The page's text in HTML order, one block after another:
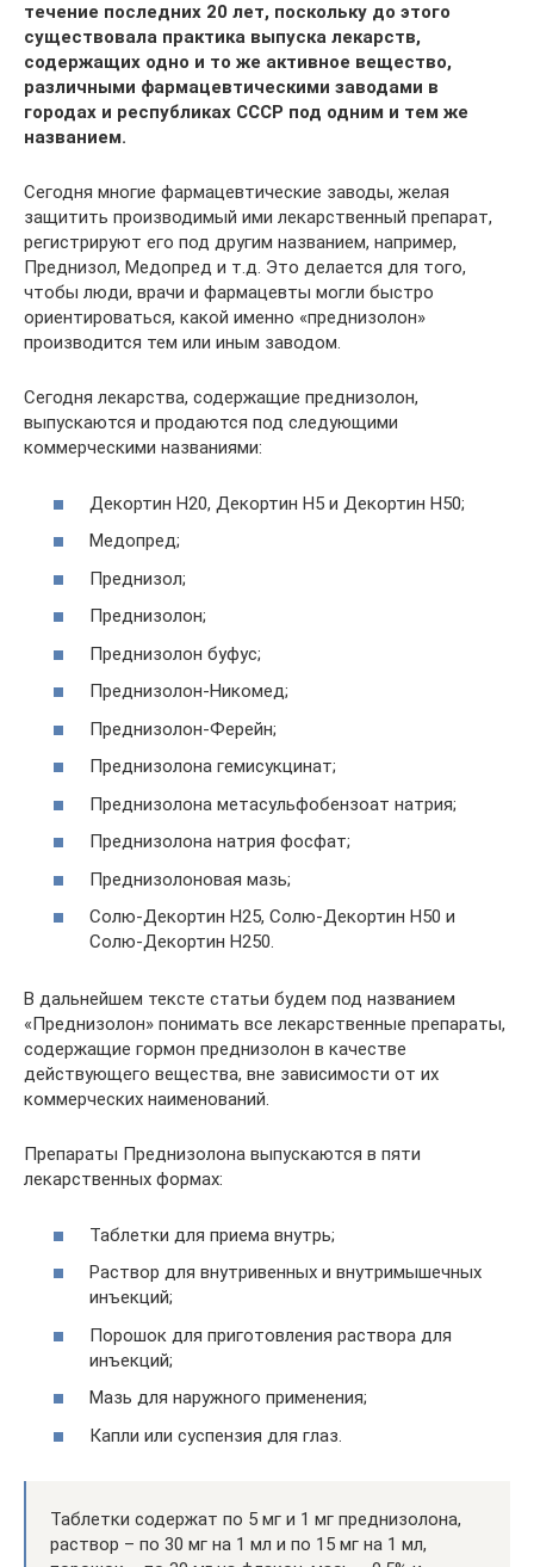
течение последних 20 лет, поскольку до этого
существовала практика выпуска лекарств,
содержащих одно и то же активное вещество,
различными фармацевтическими заводами в
городах и республиках СССР под одним и тем же
названием.
Сегодня многие фармацевтические заводы, желая
защитить производимый ими лекарственный препарат,
регистрируют его под другим названием, например,
Преднизол, Медопред и т.д. Это делается для того,
чтобы люди, врачи и фармацевты могли быстро
ориентироваться, какой именно «преднизолон»
производится тем или иным заводом.
Сегодня лекарства, содержащие преднизолон,
выпускаются и продаются под следующими
коммерческими названиями:
Декортин Н20, Декортин Н5 и Декортин Н50;
Медопред;
Преднизол;
Преднизолон;
Преднизолон буфус;
Преднизолон-Никомед;
Преднизолон-Ферейн;
Преднизолона гемисукцинат;
Преднизолона метасульфобензоат натрия;
Преднизолона натрия фосфат;
Преднизолоновая мазь;
Солю-Декортин Н25, Солю-Декортин Н50 и
Солю-Декортин Н250.
В дальнейшем тексте статьи будем под названием
«Преднизолон» понимать все лекарственные препараты,
содержащие гормон преднизолон в качестве
действующего вещества, вне зависимости от их
коммерческих наименований.
Препараты Преднизолона выпускаются в пяти
лекарственных формах:
Таблетки для приема внутрь;
Раствор для внутривенных и внутримышечных
инъекций;
Порошок для приготовления раствора для
инъекций;
Мазь для наружного применения;
Капли или суспензия для глаз.
Таблетки содержат по 5 мг и 1 мг преднизолона,
раствор – по 30 мг на 1 мл и по 15 мг на 1 мл,